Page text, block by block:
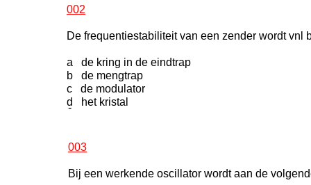
002
De frequentiestabiliteit van een zender wordt vnl
a de kring in de eindtrap
b de mengtrap
c de modulator
d het kristal
-
003
Bij een werkende oscillator wordt aan de